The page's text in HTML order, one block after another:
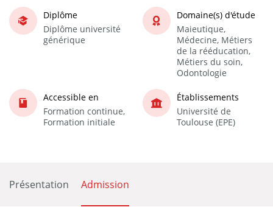
Diplôme
Diplôme université
générique
Domaine(s) d'étude
Maieutique,
Médecine, Métiers
de la rééducation,
Métiers du soin,
Odontologie
Accessible en
Formation continue,
Formation initiale
Établissements
Université de
Toulouse (EPE)
Présentation Admission